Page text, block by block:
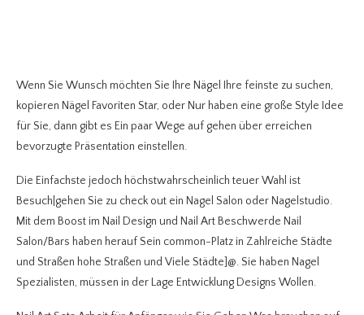
Wenn Sie Wunsch möchten Sie Ihre Nägel Ihre feinste zu suchen,
kopieren Nägel Favoriten Star, oder Nur haben eine große Style Idee
für Sie, dann gibt es Ein paar Wege auf gehen über erreichen
bevorzugte Präsentation einstellen.
Die Einfachste jedoch höchstwahrscheinlich teuer Wahl ist
Besuch|gehen Sie zu check out ein Nagel Salon oder Nagelstudio.
Mit dem Boost im Nail Design und Nail Art Beschwerde Nail
Salon/Bars haben herauf Sein common-Platz in Zahlreiche Städte
und Straßen hohe Straßen und Viele Städte]@. Sie haben Nagel
Spezialisten, müssen in der Lage Entwicklung Designs Wollen.